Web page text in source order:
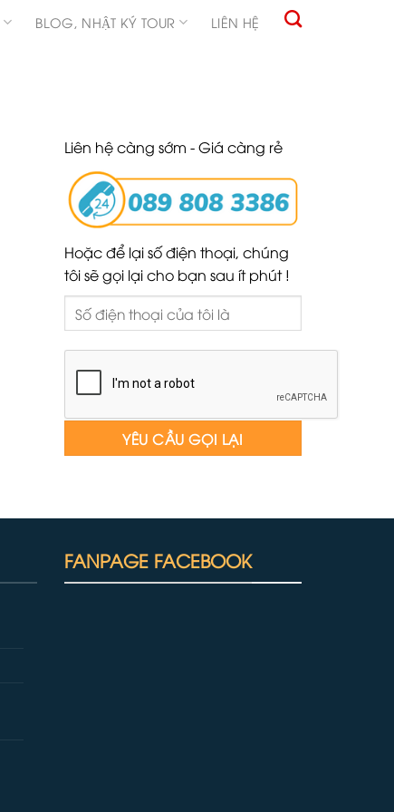
BLOG, NHẬT KÝ TOUR LIÊN HỆ
Liên hệ càng sớm - Giá càng rẻ
Hoặc để lại số điện thoại, chúng
tôi sẽ gọi lại cho bạn sau ít phút !
FANPAGE FACEBOOK